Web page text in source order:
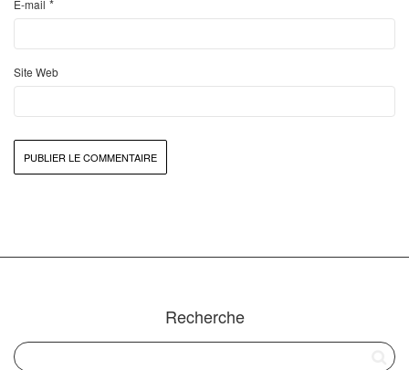
E-mail *
Site Web
Recherche